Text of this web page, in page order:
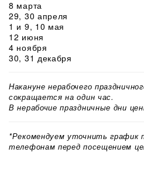
8 марта
29, 30 апреля
1 и 9, 10 мая
12 июня
4 ноября
30, 31 декабря
Накануне нерабочего
сокращается на один час.
В нерабочие праздничные дни
*Рекомендуем уточнить график
телефонам перед посещением